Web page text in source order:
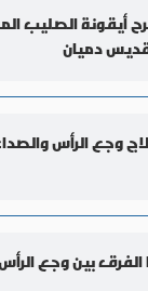
أيقونة الصليب
دميان
وجع الرأس
الفرق بين وجع